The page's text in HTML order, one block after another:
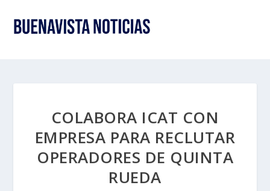
COLABORA ICAT CON
EMPRESA PARA RECLUTAR
OPERADORES DE QUINTA
RUEDA